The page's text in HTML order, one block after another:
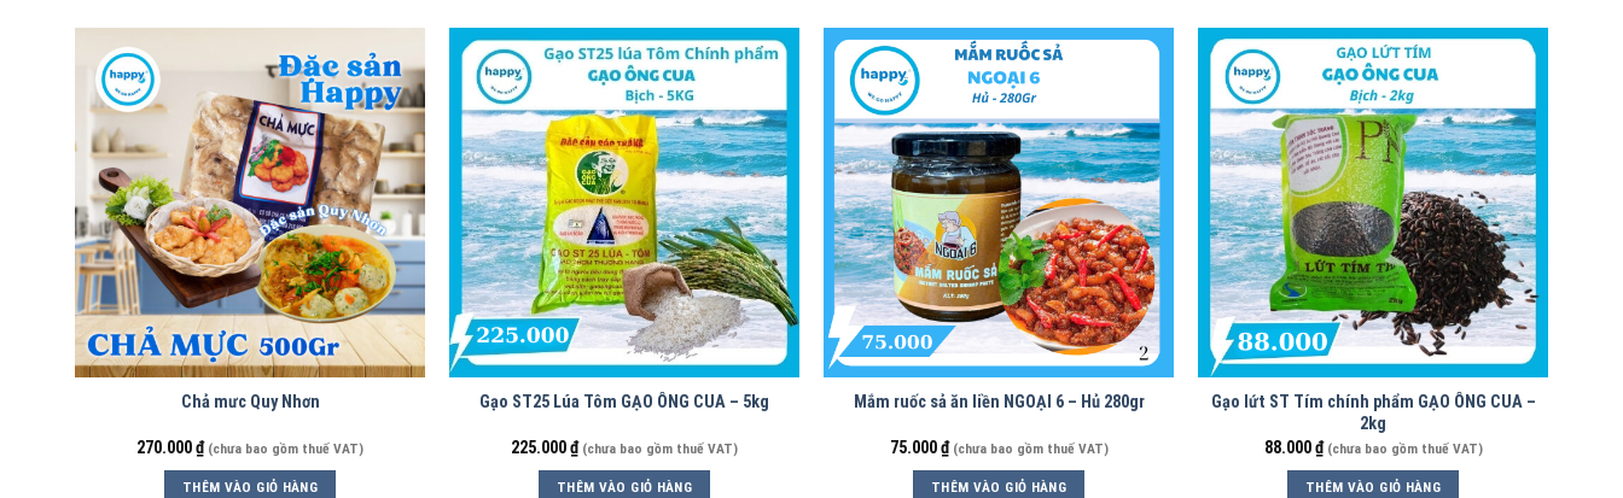
Chả mưc Quy Nhơn
270.000₫ (chưa bao gồm thuế VAT)
THÊM VÀO GIỎ HÀNG
Gạo ST25 Lúa Tôm GẠO ÔNG CUA – 5kg
225.000₫ (chưa bao gồm thuế VAT)
THÊM VÀO GIỎ HÀNG
Mắm ruốc sả ăn liền NGOẠI 6 – Hủ 280gr
75.000₫ (chưa bao gồm thuế VAT)
THÊM VÀO GIỎ HÀNG
Gạo lứt ST Tím chính phẩm GẠO ÔNG CUA –
2kg
88.000₫ (chưa bao gồm thuế VAT)
THÊM VÀO GIỎ HÀNG